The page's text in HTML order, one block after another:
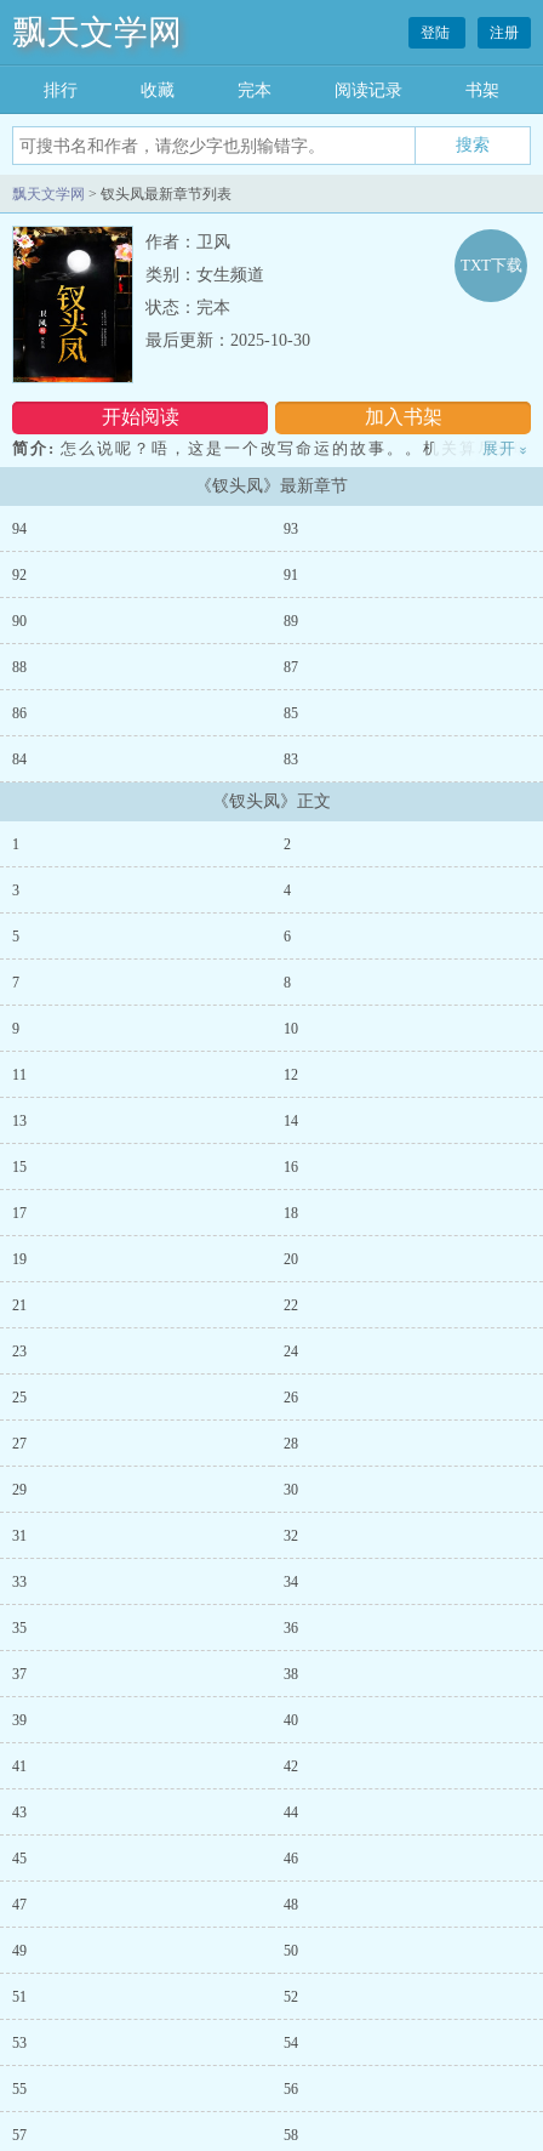
飘天文学网 登陆 注册
排行 收藏 完本 阅读记录 书架
飘天文学网 > 钗头凤最新章节列表
作者：卫风
类别：女生频道
状态：完本
开始阅读 加入书架
TXT下载
最后更新：2025-10-30
简介: 怎么说呢？唔，这是一个改写命运的故事。。机关算尽太聪
明，到最后真的会落得一从二令三人木，哭向金陵事更哀吗？ 青蛇
和静思和星之海的实体书已经出版上市，网店与各地书店可以购
买。 本月的月票请投给钗头凤。今天申请了一个论坛，欢迎大家来
展开 »
《钗头凤》最新章节
94 93
92 91
90 89
88 87
86 85
84 83
《钗头凤》正文
1 2
3 4
5 6
7 8
9 10
11 12
13 14
15 16
17 18
19 20
21 22
23 24
25 26
27 28
29 30
31 32
33 34
35 36
37 38
39 40
41 42
43 44
45 46
47 48
49 50
51 52
53 54
55 56
57 58